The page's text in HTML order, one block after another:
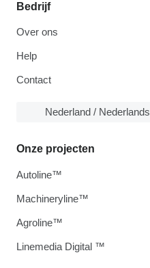
Bedrijf
Over ons
Help
Contact
Nederland / Nederlands
Onze projecten
Autoline™
Machineryline™
Agroline™
Linemedia Digital ™